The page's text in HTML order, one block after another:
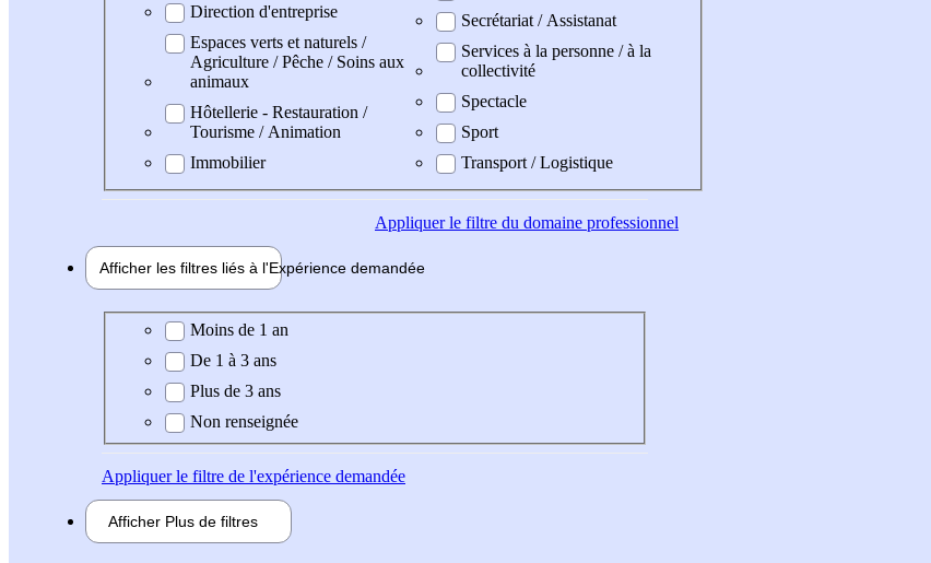
Direction d'entreprise
Espaces verts et naturels /
Agriculture / Pêche / Soins aux
animaux
Hôtellerie - Restauration /
Tourisme / Animation
Immobilier
Secrétariat / Assistanat
Services à la personne / à la
collectivité
Spectacle
Sport
Transport / Logistique
Appliquerle filtre du domaine professionnel
Afficher les filtres liés à l'Expérience demandée
Expérience demandée
Moins de 1 an
De 1 à 3 ans
Plus de 3 ans
Non renseignée
Appliquerle filtre de l'expérience demandée
Afficher Plus de filtres